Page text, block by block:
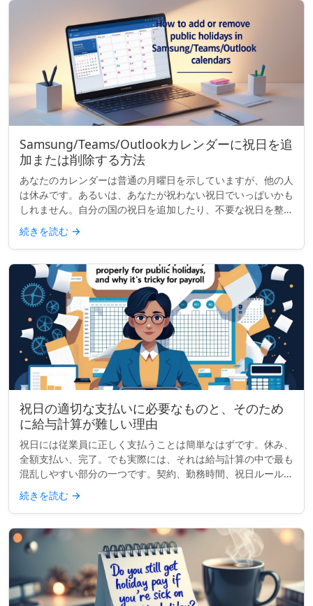
Samsung/Teams/Outlookカレンダーに祝日を追
加または削除する方法
あなたのカレンダーは普通の月曜日を示していますが、他の人
は休みです。あるいは、あなたが祝わない祝日でいっぱいかも
しれません。自分の国の祝日を追加したり、不要な祝日を整理
したりする場合、多くの主要なカレンダーでは表示内容をカス
タマイズできます...
続きを読む →
祝日の適切な支払いに必要なものと、そのため
に給与計算が難しい理由
祝日には従業員に正しく支払うことは簡単なはずです。休み、
全額支払い、完了。でも実際には、それは給与計算の中で最も
混乱しやすい部分の一つです。契約、勤務時間、祝日ルールが
異なると、単一の祝日でもコンプライアンスの頭痛の種になり
得ます。小規模な...
続きを読む →